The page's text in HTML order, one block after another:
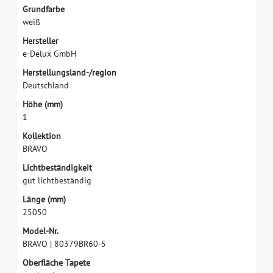
Grundfarbe
weiß
Hersteller
e-Delux GmbH
Herstellungsland-/region
Deutschland
Höhe (mm)
1
Kollektion
BRAVO
Lichtbeständigkeit
gut lichtbeständig
Länge (mm)
25050
Model-Nr.
BRAVO | 80379BR60-5
Oberfäche Tapete